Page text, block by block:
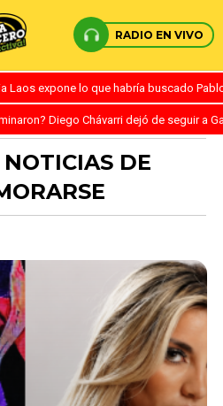
RADIO EN VIVO
Laos expone lo que habría buscado
Diego Chávarri dejó de seguir a
DE